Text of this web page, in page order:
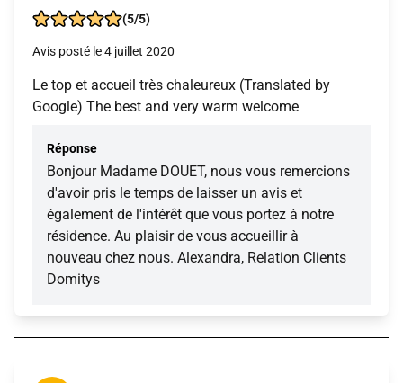
(5/5)
Avis posté le 4 juillet 2020
Le top et accueil très chaleureux (Translated by
Google) The best and very warm welcome
Réponse
Bonjour Madame DOUET, nous vous remercions
d'avoir pris le temps de laisser un avis et
également de l'intérêt que vous portez à notre
résidence. Au plaisir de vous accueillir à
nouveau chez nous. Alexandra, Relation Clients
Domitys